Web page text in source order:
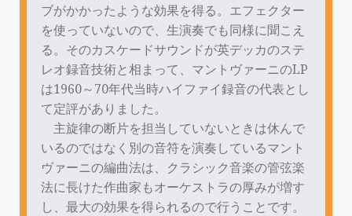
ブがかかったような効果を得る。エフェクター
を使っていないので、生演奏でも同様に聞こえ
る。そのカスケードサウンドが英デッカのステ
レオ録音技術と相まって、マントヴァーニのLP
は1960～70年代当時ハイファイ録音の代表とし
て定評がありました。
主旋律の断片を担当していないときは休んで
いるのではなく別の音符を演奏しているマント
ヴァーニの編曲法は、クラシック音楽の管弦楽
法に長けた作曲家もオーケストラの厚みが増す
し、最大の効果を得られるので行うことです。